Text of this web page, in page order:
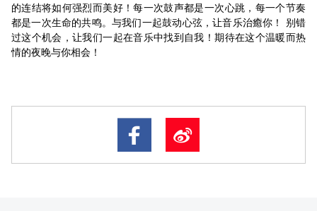
的连结将如何强烈而美好！每一次鼓声都是一次心跳，每一个节奏
都是一次生命的共鸣。与我们一起鼓动心弦，让音乐治癒你！ 别错
过这个机会，让我们一起在音乐中找到自我！期待在这个温暖而热
情的夜晚与你相会！